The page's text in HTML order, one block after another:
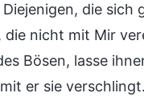
die
nicht mit Mir
Bösen, lasse
er sie